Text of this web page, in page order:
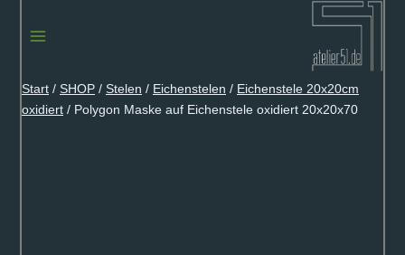
Inhalt
Start / SHOP / Stelen / Eichenstelen / Eichenstele 20x20cm
oxidiert / Polygon Maske auf Eichenstele oxidiert 20x20x70